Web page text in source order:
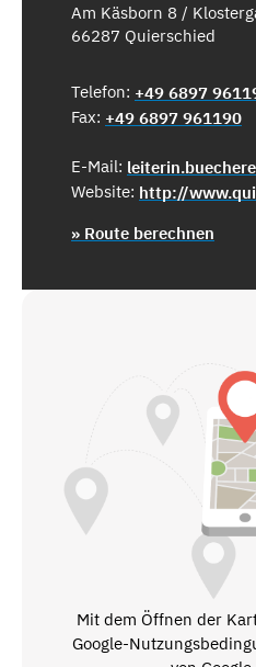
Am Käsborn 8 /
66287 Quierschied
Telefon: +49 6897
Fax: +49 6897 961190
E-Mail:
Website:
» Route berechnen
Mit dem Öffnen der
Google-